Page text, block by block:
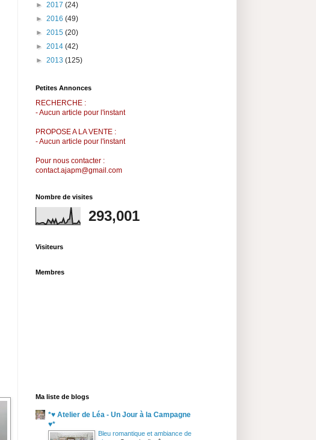
► 2017 (24)
► 2016 (49)
► 2015 (20)
► 2014 (42)
► 2013 (125)
Petites Annonces
RECHERCHE :
- Aucun article pour l'instant
PROPOSE A LA VENTE :
- Aucun article pour l'instant
Pour nous contacter :
contact.ajapm@gmail.com
Nombre de visites
293,001
Visiteurs
Membres
Ma liste de blogs
*♥ Atelier de Léa - Un Jour à la Campagne
♥*
Bleu romantique et ambiance de